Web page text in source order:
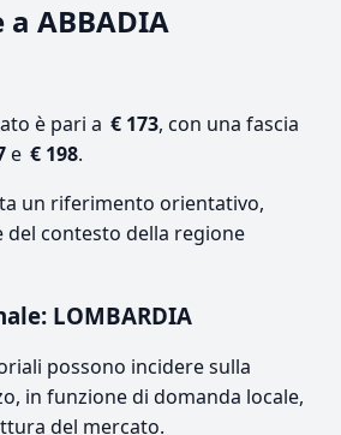
ABBADIA
è pari a € 173, con una fascia
e € 198.
un riferimento orientativo,
del contesto della regione
LOMBARDIA
possono incidere sulla
in funzione di domanda locale,
del mercato.